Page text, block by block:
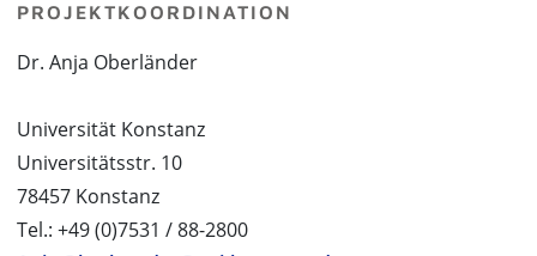
PROJEKTKOORDINATION
Dr. Anja Oberländer
Universität Konstanz
Universitätsstr. 10
78457 Konstanz
Tel.: +49 (0)7531 / 88-2800